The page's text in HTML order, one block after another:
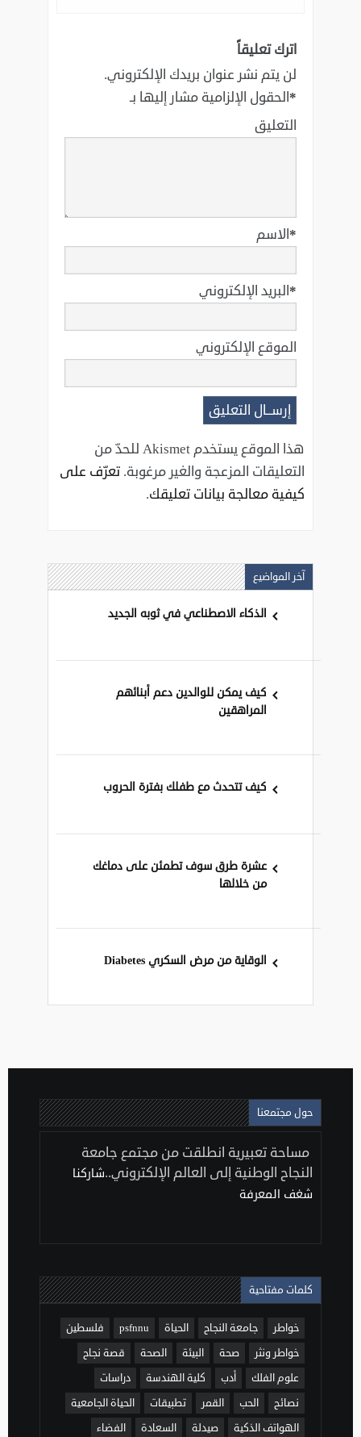
اترك تعليقاً
لن يتم نشر عنوان بريدك الإلكتروني.
الحقول الإلزامية مشار إليها بـ*
التعليق
الاسم*
البريد الإلكتروني*
الموقع الإلكتروني
هذا الموقع يستخدم Akismet للحدّ من
التعليقات المزعجة والغير مرغوبة. تعرّف على
كيفية معالجة بيانات تعليقك.
آخر المواضيع
الذكاء الاصطناعي في ثوبه الجديد
كيف يمكن للوالدين دعم أبنائهم
المراهقين
كيف تتحدث مع طفلك بفترة الحروب
عشرة طرق سوف تطمئن على دماغك
من خلالها
الوقاية من مرض السكري Diabetes
حول مجتمعنا
مساحة تعبيرية انطلقت من مجتمع جامعة
النجاح الوطنية إلى العالم الإلكتروني..شاركنا
شغف المعرفة
كلمات مفتاحية
خواطر جامعة النجاح الحياة psfnnu
فلسطين
خواطر ونثر
صحة البيئة الصحة
قصة نجاح
علوم الفلك
أدب كلية الهندسة
دراسات
نصائح
الحب القمر تطبيقات
الحياة الجامعية
الهواتف الذكية
صيدلة السعادة
الفضاء